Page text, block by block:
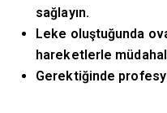
sağlayın.
Leke oluştuğunda
hareketlerle
Gerektiğinde